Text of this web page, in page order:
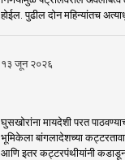
होईल. पुढील दोन महिन्यांतच
१३ जून २०२६
घुसखोरांना मायदेशी परत
भूमिकेला बांगलादेशच्या
आणि इतर कट्टरपंथीयांनी कडाडून